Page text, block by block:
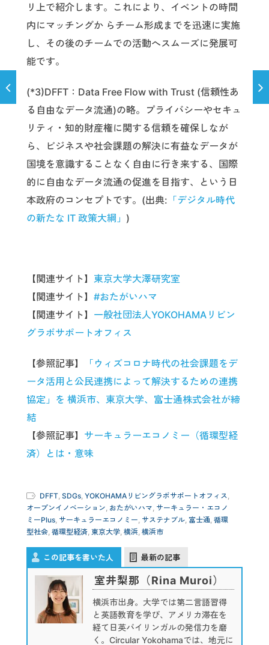
リ上で紹介します。これにより、イベントの時間
内にマッチングか らチーム形成までを迅速に実施
し、その後のチームでの活動へスムーズに発展可
能です。
(*3)DFFT：Data Free Flow with Trust (信頼性あ
る自由なデータ流通)の略。プライバシーやセキュ
リティ・知的財産権に関する信頼を確保しなが
ら、ビジネスや社会課題の解決に有益なデータが
国境を意識することなく自由に行き来する、国際
的に自由なデータ流通の促進を目指す、という日
本政府のコンセプトです。(出典: 「デジタル時代
の新たな IT 政策大綱」 )
【関連サイト】 東京大学大澤研究室
【関連サイト】 #おたがいハマ
【関連サイト】 一般社団法人YOKOHAMAリビン
グラボサポートオフィス
【参照記事】
「ウィズコロナ時代の社会課題をデ
ータ活用と公民連携によって解決するための連携
協定」を 横浜市、東京大学、富士通株式会社が締
結
【参照記事】 サーキュラーエコノミー（循環型経
済）とは・意味
DFFT SDGs YOKOHAMAリビングラボサポートオフィス
オープンイノベーション おたがいハマ サーキュラー・エコノ
ミーPlus サーキュラーエコノミー サステナブル 富士通 循環
型社会 循環型経済 東京大学 横浜 横浜市
この記事を書いた人 最新の記事
室井梨那（Rina Muroi）
横浜市出身。大学では第二言語習得
と英語教育を学び、アメリカ滞在を
経て日英バイリンガルの発信力を磨
く。Circular Yokohamaでは、地元に